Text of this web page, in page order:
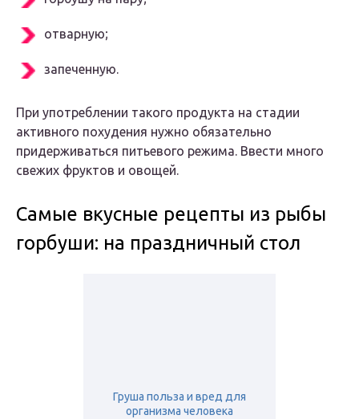
отварную;
запеченную.
При употреблении такого продукта на стадии
активного похудения нужно обязательно
придерживаться питьевого режима. Ввести много
свежих фруктов и овощей.
Самые вкусные рецепты из рыбы
горбуши: на праздничный стол
Груша польза и вред для
организма человека